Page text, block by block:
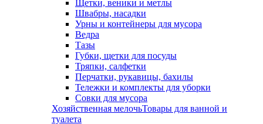
Щетки, веники и метлы
Швабры, насадки
Урны и контейнеры для мусора
Ведра
Тазы
Губки, щетки для посуды
Тряпки, салфетки
Перчатки, рукавицы, бахилы
Тележки и комплекты для уборки
Совки для мусора
Хозяйственная мелочьТовары для ванной и
туалета